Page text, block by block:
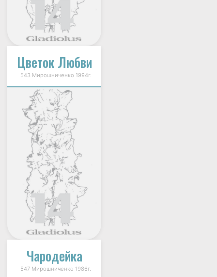
Цветок Любви
543 Мирошниченко 1994г.
Чародейка
547 Мирошниченко 1986г.